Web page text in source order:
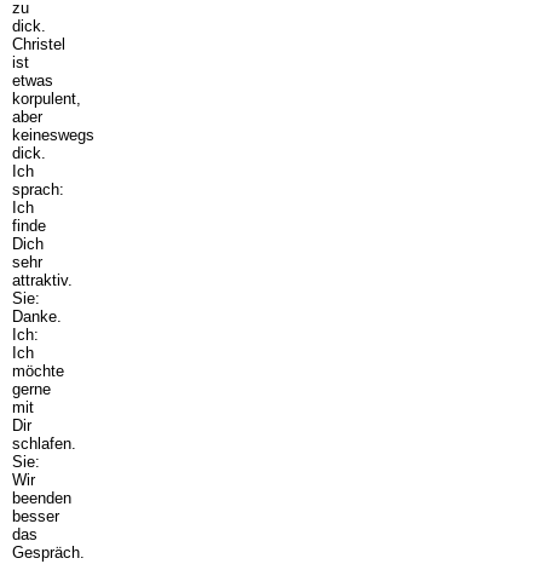
zu
dick.
Christel
ist
etwas
korpulent,
aber
keineswegs
dick.
Ich
sprach:
Ich
finde
Dich
sehr
attraktiv.
Sie:
Danke.
Ich:
Ich
möchte
gerne
mit
Dir
schlafen.
Sie:
Wir
beenden
besser
das
Gespräch.